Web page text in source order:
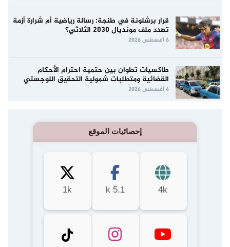
قرار برشلونة في طنجة: رسالة رياضية أم شرارة أزمة
تهدد ملف مونديال 2030 الثلاثي؟
6 أغسطس 2026
طاكسيات تطوان بين حتمية احترام الأحكام
القضائية ومتطلبات شمولية التحقيق اللوجستي
6 أغسطس 2026
إحصائيات الموقع
4k
5.1 k
1k